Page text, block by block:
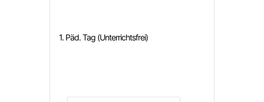
1. Päd. Tag (Unterrichtsfrei)